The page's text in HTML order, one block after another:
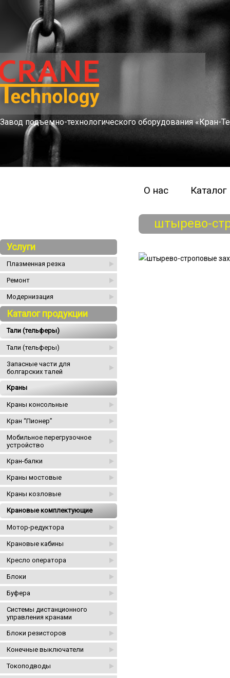
Завод подъемно-технологического оборудования «Кран-
О нас
Услуги
Плазменная резка
Ремонт
Модернизация
Каталог продукции
Тали (тельферы)
Тали (тельферы)
Запасные части для
болгарских талей
Краны
Краны консольные
Кран “Пионер”
Мобильное перегрузочное
устройство
Кран-балки
Краны мостовые
Краны козловые
Крановые комплектующие
Мотор-редуктора
Крановые кабины
Кресло оператора
Блоки
Буфера
Системы дистанционного
управления кранами
Блоки резисторов
Конечные выключатели
Токоподводы
штырево-